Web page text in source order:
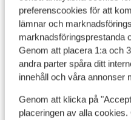
preferenscookies för att
lämnar och
marknadsföringsprestanda
Genom att placera 1:a och
andra parter spåra ditt
innehåll och våra annonser
Genom att klicka på
placeringen av alla